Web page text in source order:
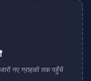
नए ग्राहकों तक पहुँचें